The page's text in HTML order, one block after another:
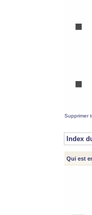
Supprimer
Index
Qui est